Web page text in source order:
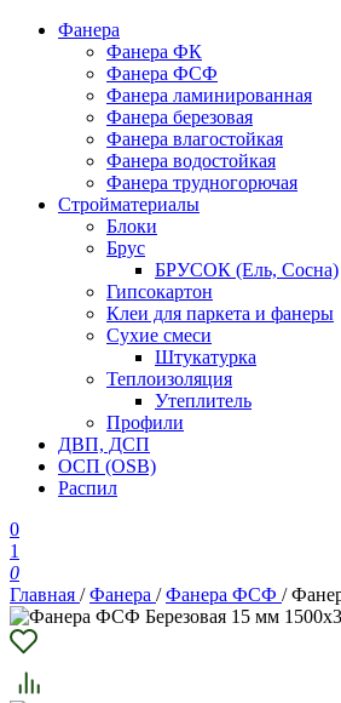
Фанера
Фанера ФК
Фанера ФСФ
Фанера ламинированная
Фанера березовая
Фанера влагостойкая
Фанера водостойкая
Фанера трудногорючая
Стройматериалы
Блоки
Брус
БРУСОК (Ель, Сосна)
Гипсокартон
Клеи для паркета и фанеры
Сухие смеси
Штукатурка
Теплоизоляция
Утеплитель
Профили
ДВП, ДСП
ОСП (OSB)
Распил
0
1
0
Главная /Фанера /Фанера ФСФ /